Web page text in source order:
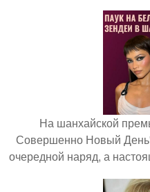
На шанхайской
Совершенно Новый
очередной наряд, а